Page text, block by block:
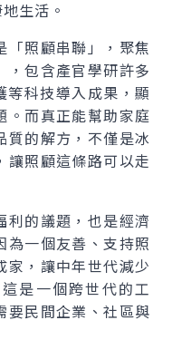
生活。
「照顧串聯」，聚焦
，包含產官學研許多
等科技導入成果，顯
。而真正能幫助家庭
質的解方，不僅是冰
讓照顧這條路可以走
利的議題，也是經濟
為一個友善、支持照
家，讓中年世代減少
是一個跨世代的工
要民間企業、社區與